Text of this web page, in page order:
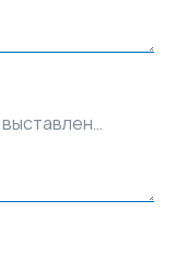
Комментарий и/или реквизиты для выставления счёта